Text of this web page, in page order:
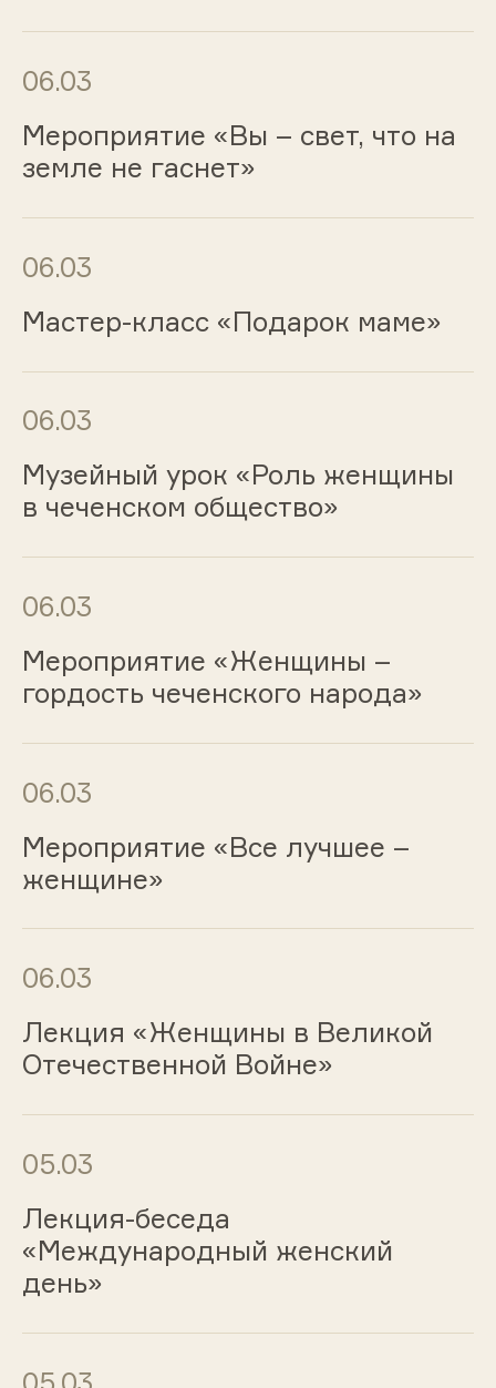
06.03
Мероприятие «Вы – свет, что на
земле не гаснет»
06.03
Мастер-класс «Подарок маме»
06.03
Музейный урок «Роль женщины
в чеченском общество»
06.03
Мероприятие «Женщины –
гордость чеченского народа»
06.03
Мероприятие «Все лучшее –
женщине»
06.03
Лекция «Женщины в Великой
Отечественной Войне»
05.03
Лекция-беседа
«Международный женский
день»